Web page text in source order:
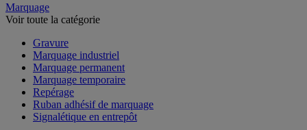
Marquage
Voir toute la catégorie
Gravure
Marquage industriel
Marquage permanent
Marquage temporaire
Repérage
Ruban adhésif de marquage
Signalétique en entrepôt